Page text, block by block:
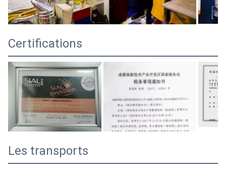
Certifications
Les transports